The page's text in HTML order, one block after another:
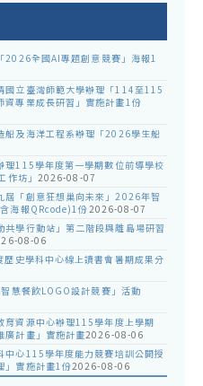
2026全國AI專題創意競賽」海報1
國立臺灣師範大學辦理「114至115
資專業成長研習」實施計畫1份
船及海洋工程系辦理「2026學生船
理115學年度第一學期數位前導學校
作坊」 2026-08-07
屆「創意狂想巢向未來」2026年智
海報QRcode)1份2026-08-07
學行動站」第二階段與離島場研習
08-06
史學科中心線上讀書會暑期成果分
慧餐飲LOGO設計競賽」活動
育資源中心辦理115學年度上學期
廣計畫」實施計畫2026-08-06
中心115學年度能力競賽培訓公開授
」實施計畫1份2026-08-06